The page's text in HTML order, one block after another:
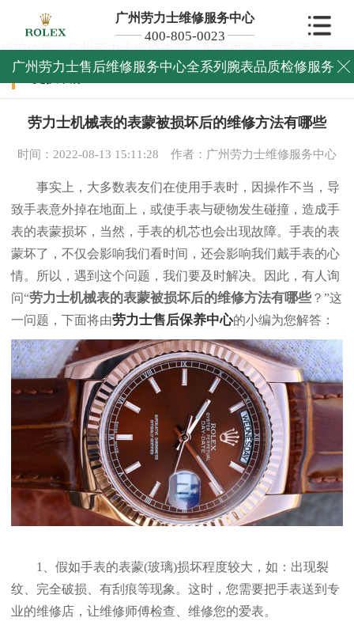
广州劳力士维修服务中心
400-805-0023
广州劳力士售后维修服务中心全系列腕表品质检修服务 
当前位置：广州劳力士维修中心>配件更换>更换表蒙>
更换表蒙
劳力士机械表的表蒙被损坏后的维修方法有哪些
时间：2022-08-13 15:11:28 作者：广州劳力士维修服务中心
事实上，大多数表友们在使用手表时，因操作不当，导
致手表意外掉在地面上，或使手表与硬物发生碰撞，造成手
表的表蒙损坏，当然，手表的机芯也会出现故障。手表的表
蒙坏了，不仅会影响我们看时间，还会影响我们戴手表的心
情。所以，遇到这个问题，我们要及时解决。因此，有人询
问“劳力士机械表的表蒙被损坏后的维修方法有哪些？”这
一问题，下面将由劳力士售后保养中心的小编为您解答：
1、假如手表的表蒙(玻璃)损坏程度较大，如：出现裂
纹、完全破损、有刮痕等现象。这时，您需要把手表送到专
业的维修店，让维修师傅检查、维修您的爱表。